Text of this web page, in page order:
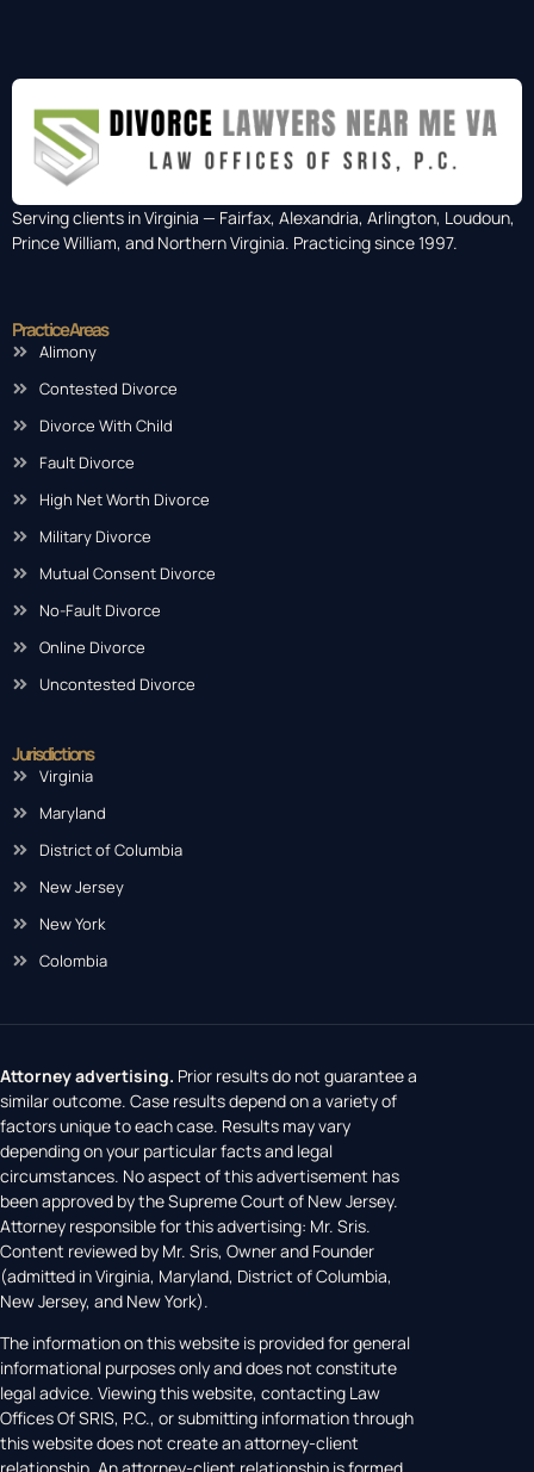
Serving clients in Virginia — Fairfax, Alexandria, Arlington, Loudoun,
Prince William, and Northern Virginia. Practicing since 1997.
Practice Areas
Alimony
Contested Divorce
Divorce With Child
Fault Divorce
High Net Worth Divorce
Military Divorce
Mutual Consent Divorce
No-Fault Divorce
Online Divorce
Uncontested Divorce
Jurisdictions
Virginia
Maryland
District of Columbia
New Jersey
New York
Colombia
Attorney advertising. Prior results do not guarantee a
similar outcome. Case results depend on a variety of
factors unique to each case. Results may vary
depending on your particular facts and legal
circumstances. No aspect of this advertisement has
been approved by the Supreme Court of New Jersey.
Attorney responsible for this advertising: Mr. Sris.
Content reviewed by Mr. Sris, Owner and Founder
(admitted in Virginia, Maryland, District of Columbia,
New Jersey, and New York).
The information on this website is provided for general
informational purposes only and does not constitute
legal advice. Viewing this website, contacting Law
Offices Of SRIS, P.C., or submitting information through
this website does not create an attorney-client